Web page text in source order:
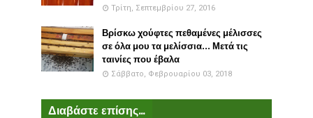
Τρίτη, Σεπτεμβρίου 27, 2016
Βρίσκω χούφτες πεθαμένες μέλισσες
σε όλα μου τα μελίσσια... Μετά τις
ταινίες που έβαλα
Σάββατο, Φεβρουαρίου 03, 2018
Διαβάστε επίσης...